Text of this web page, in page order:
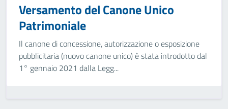
Versamento del Canone Unico
Patrimoniale
Il canone di concessione, autorizzazione o esposizione
pubblicitaria (nuovo canone unico) è stata introdotto dal
1° gennaio 2021 dalla Legg...